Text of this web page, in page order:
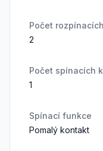
Počet
2
Počet spínacích
1
Spínací funkce
Pomalý kontakt